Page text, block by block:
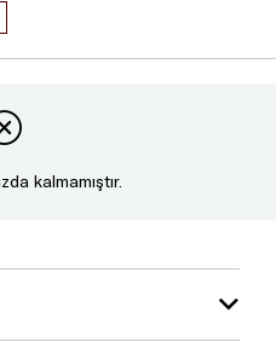
kalmamıştır.